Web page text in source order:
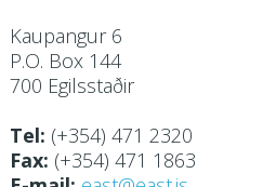
Kaupangur 6
P.O. Box 144
700 Egilsstaðir
Tel: (+354) 471 2320
Fax: (+354) 471 1863